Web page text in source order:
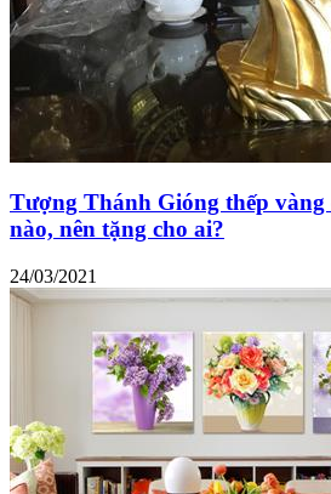
Tượng Thánh Gióng thếp vàng
nào, nên tặng cho ai?
24/03/2021